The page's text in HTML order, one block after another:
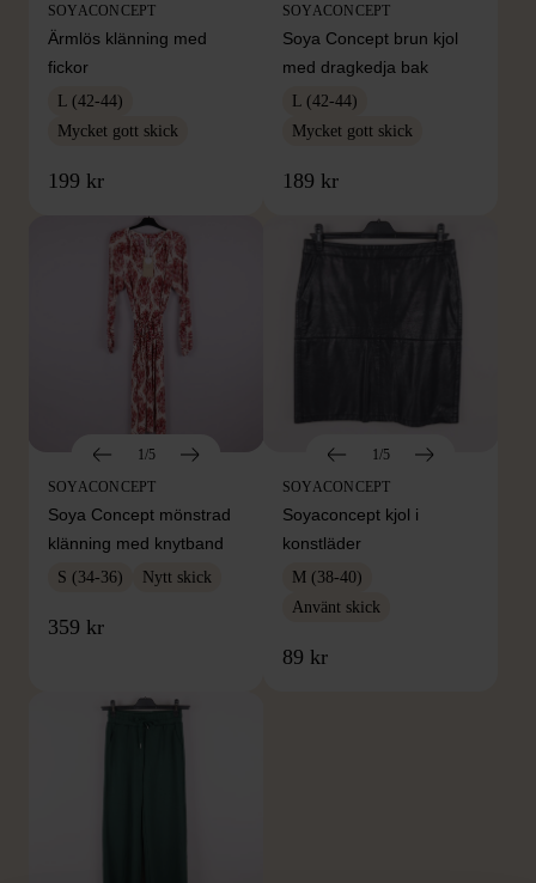
SOYACONCEPT
Ärmlös klänning med
fickor
L (42-44)
Mycket gott skick
199 kr
SOYACONCEPT
Soya Concept brun kjol
med dragkedja bak
L (42-44)
Mycket gott skick
189 kr
1/5
SOYACONCEPT
Soya Concept mönstrad
klänning med knytband
S (34-36) Nytt skick
359 kr
1/5
SOYACONCEPT
Soyaconcept kjol i
konstläder
M (38-40)
Använt skick
89 kr